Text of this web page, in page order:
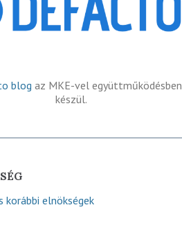
blog az MKE-vel együttműködésben
készül.
korábbi elnökségek